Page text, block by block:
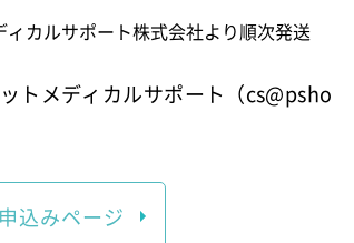
カルサポート株式会社より順次発送
トメディカルサポート（cs@psho
込みページ